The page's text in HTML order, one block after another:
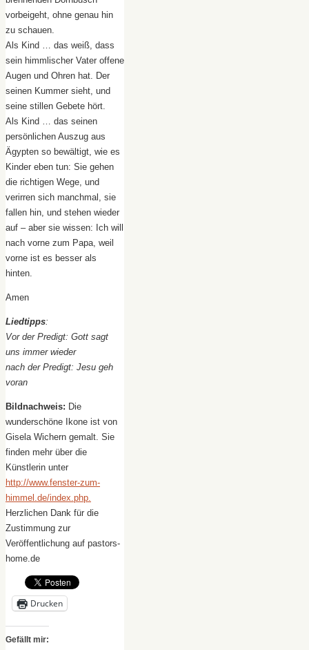
vorbeigeht, ohne genau hin
zu schauen.
Als Kind … das weiß, dass
sein himmlischer Vater offene
Augen und Ohren hat. Der
seinen Kummer sieht, und
seine stillen Gebete hört.
Als Kind … das seinen
persönlichen Auszug aus
Ägypten so bewältigt, wie es
Kinder eben tun: Sie gehen
die richtigen Wege, und
verirren sich manchmal, sie
fallen hin, und stehen wieder
auf – aber sie wissen: Ich will
nach vorne zum Papa, weil
vorne ist es besser als
hinten.
Amen
Liedtipps:
Vor der Predigt: Gott sagt
uns immer wieder
nach der Predigt: Jesu geh
voran
Bildnachweis: Die
wunderschöne Ikone ist von
Gisela Wichern gemalt. Sie
finden mehr über die
Künstlerin unter
http://www.fenster-zum-
himmel.de/index.php.
Herzlichen Dank für die
Zustimmung zur
Veröffentlichung auf pastors-
home.de
Drucken
Gefällt mir: